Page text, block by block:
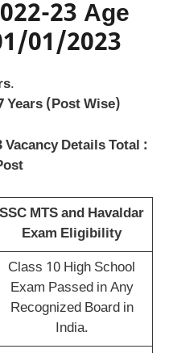
23 Age
01/2023
.
Years (Post Wise)
Vacancy Details Total :
SSC MTS and Havaldar
Exam Eligibility
Class 10 High School
Exam Passed in Any
Recognized Board in
India.